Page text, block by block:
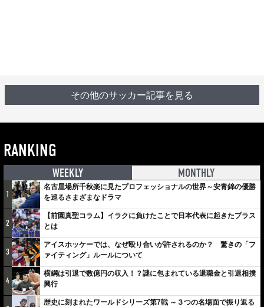
その他のサッカー記事を見る
RANKING
WEEKLY MONTHLY
1
名古屋場所千秋楽に見たプロフェッショナルの世界～安青錦の優勝
を巡るさまざまなドラマ
2
【前園真聖コラム】イラクに負けたことで日本代表に起きたプラス
とは
3
アイスホッケーでは、なぜ殴り合いが許されるのか？ 驚きの「フ
ァイティング」ルールについて
4
横綱は引退で数億円の収入！？謎に包まれている退職金と引退相撲
興行
歴史に刻まれたワールドシリーズ第7戦 ～３つの名場面で振り返る